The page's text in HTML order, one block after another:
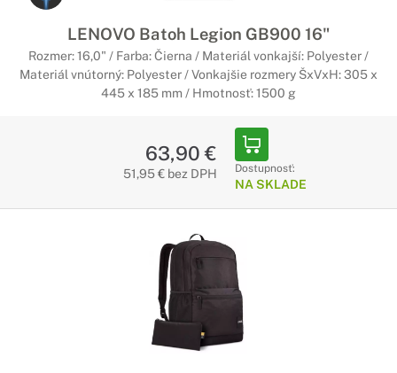
LENOVO Batoh Legion GB900 16"
Rozmer: 16,0" / Farba: Čierna / Materiál vonkajší: Polyester /
Materiál vnútorný: Polyester / Vonkajšie rozmery ŠxVxH: 305 x
445 x 185 mm / Hmotnosť: 1500 g
63,90 €
51,95 € bez DPH Dostupnosť:
NA SKLADE